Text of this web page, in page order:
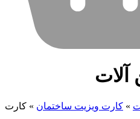
»کارت ویزیت ساختمان»کارت